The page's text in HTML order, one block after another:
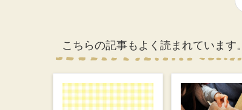
こちらの記事もよく読まれています。